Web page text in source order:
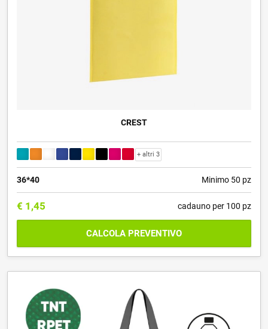
CREST
+ altri 3
36*40 Minimo 50 pz
€ 1,45 cadauno per 100 pz
CALCOLA PREVENTIVO